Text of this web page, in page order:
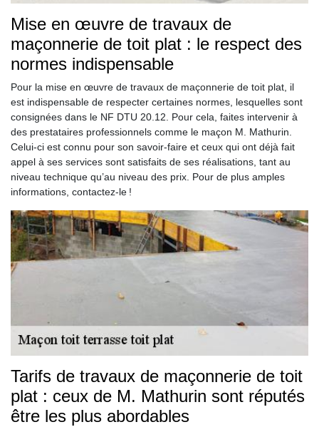
Mise en œuvre de travaux de
maçonnerie de toit plat : le respect des
normes indispensable
Pour la mise en œuvre de travaux de maçonnerie de toit plat, il
est indispensable de respecter certaines normes, lesquelles sont
consignées dans le NF DTU 20.12. Pour cela, faites intervenir à
des prestataires professionnels comme le maçon M. Mathurin.
Celui-ci est connu pour son savoir-faire et ceux qui ont déjà fait
appel à ses services sont satisfaits de ses réalisations, tant au
niveau technique qu’au niveau des prix. Pour de plus amples
informations, contactez-le !
Tarifs de travaux de maçonnerie de toit
plat : ceux de M. Mathurin sont réputés
être les plus abordables